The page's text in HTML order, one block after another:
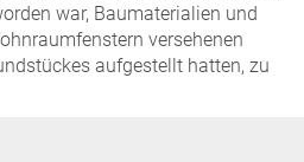
war, Baumaterialien und
versehenen
aufgestellt hatten, zu